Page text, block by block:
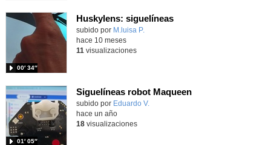
Huskylens: siguelíneas
Contenido educativo.
subido por M.luisa P.
00′ 34″
hace 10 meses
11 visualizaciones
Siguelíneas robot Maqueen- Contenido
Contenido educativo.
subido por Eduardo V.
01′ 05″
hace un año
18visualizaciones